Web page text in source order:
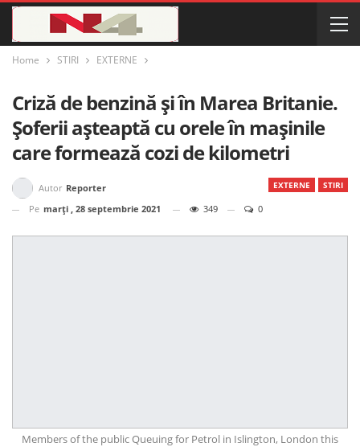
Home STIRI EXTERNE
Criză de benzină și în Marea Britanie.
Şoferii aşteaptă cu orele în maşinile
care formează cozi de kilometri
EXTERNE STIRI
Autor Reporter
Pe marți , 28 septembrie 2021 349 0
Members of the public Queuing for Petrol in Islington, London this